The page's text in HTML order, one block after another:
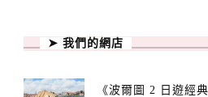
➤ 我們的網店
《波爾圖 2 日遊經